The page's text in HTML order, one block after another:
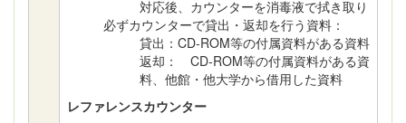
対応後、カウンターを消毒液で拭き取り
必ずカウンターで貸出・返却を行う資料：
貸出：CD-ROM等の付属資料がある資料
返却： CD-ROM等の付属資料がある資
料、他館・他大学から借用した資料
レファレンスカウンター